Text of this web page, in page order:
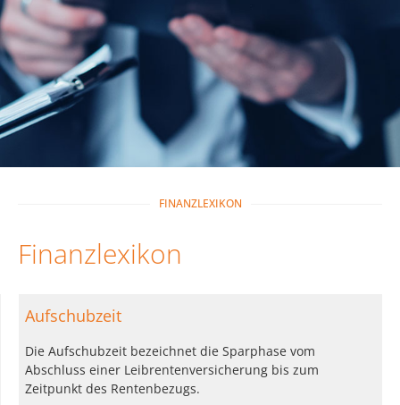
FINANZLEXIKON
Finanzlexikon
Aufschubzeit
Die Aufschubzeit bezeichnet die Sparphase vom
Abschluss einer Leibrentenversicherung bis zum
Zeitpunkt des Rentenbezugs.